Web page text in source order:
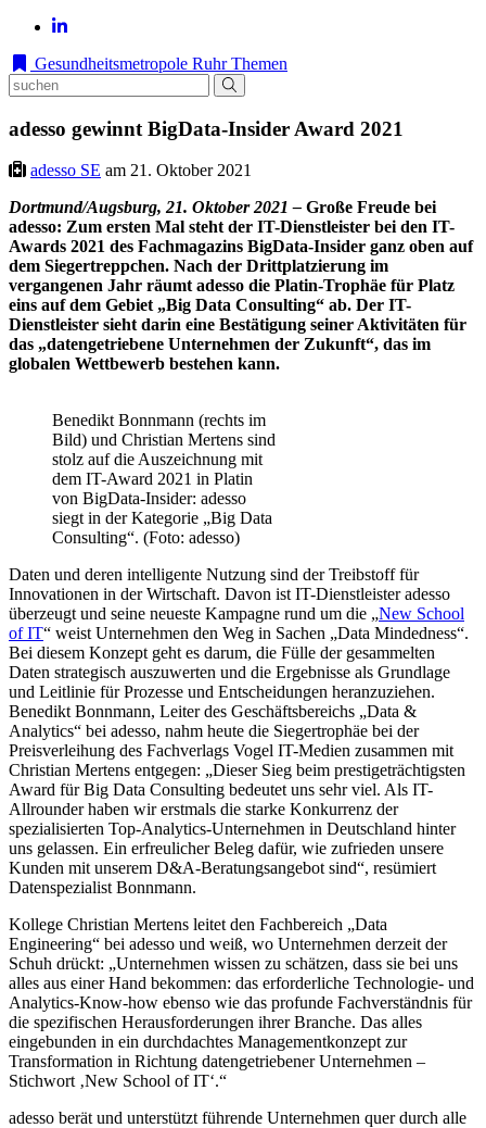
Gesundheitsmetropole Ruhr Themen
adesso gewinnt BigData-Insider Award 2021
adesso SE am 21. Oktober 2021
Dortmund/Augsburg, 21. Oktober 2021 – Große Freude bei
adesso: Zum ersten Mal steht der IT-Dienstleister bei den IT-
Awards 2021 des Fachmagazins BigData-Insider ganz oben auf
dem Siegertreppchen. Nach der Drittplatzierung im
vergangenen Jahr räumt adesso die Platin-Trophäe für Platz
eins auf dem Gebiet „Big Data Consulting“ ab. Der IT-
Dienstleister sieht darin eine Bestätigung seiner Aktivitäten für
das „datengetriebene Unternehmen der Zukunft“, das im
globalen Wettbewerb bestehen kann.
Benedikt Bonnmann (rechts im
Bild) und Christian Mertens sind
stolz auf die Auszeichnung mit
dem IT-Award 2021 in Platin
von BigData-Insider: adesso
siegt in der Kategorie „Big Data
Consulting“. (Foto: adesso)
Daten und deren intelligente Nutzung sind der Treibstoff für
Innovationen in der Wirtschaft. Davon ist IT-Dienstleister adesso
überzeugt und seine neueste Kampagne rund um die „New School
of IT“ weist Unternehmen den Weg in Sachen „Data Mindedness“.
Bei diesem Konzept geht es darum, die Fülle der gesammelten
Daten strategisch auszuwerten und die Ergebnisse als Grundlage
und Leitlinie für Prozesse und Entscheidungen heranzuziehen.
Benedikt Bonnmann, Leiter des Geschäftsbereichs „Data &
Analytics“ bei adesso, nahm heute die Siegertrophäe bei der
Preisverleihung des Fachverlags Vogel IT-Medien zusammen mit
Christian Mertens entgegen: „Dieser Sieg beim prestigeträchtigsten
Award für Big Data Consulting bedeutet uns sehr viel. Als IT-
Allrounder haben wir erstmals die starke Konkurrenz der
spezialisierten Top-Analytics-Unternehmen in Deutschland hinter
uns gelassen. Ein erfreulicher Beleg dafür, wie zufrieden unsere
Kunden mit unserem D&A-Beratungsangebot sind“, resümiert
Datenspezialist Bonnmann.
Kollege Christian Mertens leitet den Fachbereich „Data
Engineering“ bei adesso und weiß, wo Unternehmen derzeit der
Schuh drückt: „Unternehmen wissen zu schätzen, dass sie bei uns
alles aus einer Hand bekommen: das erforderliche Technologie- und
Analytics-Know-how ebenso wie das profunde Fachverständnis für
die spezifischen Herausforderungen ihrer Branche. Das alles
eingebunden in ein durchdachtes Managementkonzept zur
Transformation in Richtung datengetriebener Unternehmen –
Stichwort ‚New School of IT‘.“
adesso berät und unterstützt führende Unternehmen quer durch alle